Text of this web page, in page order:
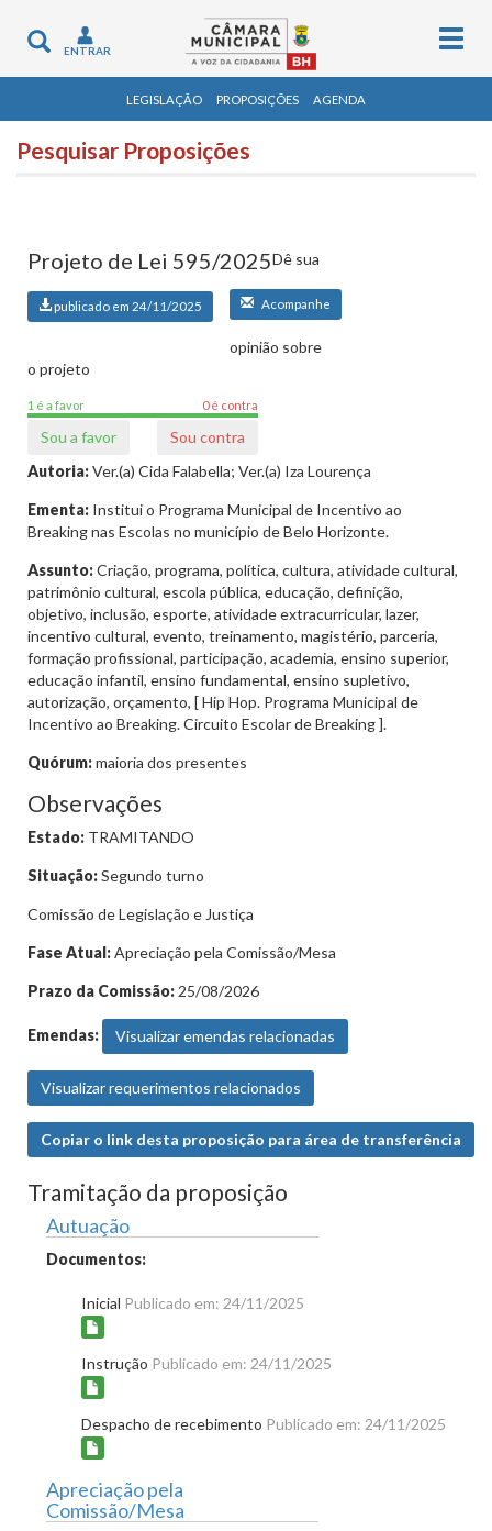
Toggle
navigation
ENTRAR
LEGISLAÇÃO PROPOSIÇÕES AGENDA
Pesquisar Proposições
Projeto de Lei 595/2025
publicado em 24/11/2025 Acompanhe
Dê sua
opinião sobre
o projeto
1 é a favor 0 é contra
Sou a favor
Sou contra
Autoria:Ver.(a) Cida Falabella; Ver.(a) Iza Lourença
Ementa: Institui o Programa Municipal de Incentivo ao
Breaking nas Escolas no município de Belo Horizonte.
Assunto:Criação, programa, política, cultura, atividade cultural,
patrimônio cultural, escola pública, educação, definição,
objetivo, inclusão, esporte, atividade extracurricular, lazer,
incentivo cultural, evento, treinamento, magistério, parceria,
formação profissional, participação, academia, ensino superior,
educação infantil, ensino fundamental, ensino supletivo,
autorização, orçamento, [ Hip Hop. Programa Municipal de
Incentivo ao Breaking. Circuito Escolar de Breaking ].
Quórum:maioria dos presentes
Observações
Estado: TRAMITANDO
Situação:Segundo turno
Comissão de Legislação e Justiça
Fase Atual:Apreciação pela Comissão/Mesa
Prazo da Comissão: 25/08/2026
Emendas: Visualizar emendas relacionadas
Visualizar requerimentos relacionados
Copiar o link desta proposição para área de transferência
Tramitação da proposição
Autuação
Documentos:
Inicial Publicado em: 24/11/2025
Instrução Publicado em: 24/11/2025
Despacho de recebimento Publicado em: 24/11/2025
Apreciação pela
Comissão/Mesa